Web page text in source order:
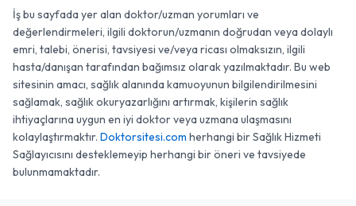
İş bu sayfada yer alan doktor/uzman yorumları ve
değerlendirmeleri, ilgili doktorun/uzmanın doğrudan veya dolaylı
emri, talebi, önerisi, tavsiyesi ve/veya ricası olmaksızın, ilgili
hasta/danışan tarafından bağımsız olarak yazılmaktadır. Bu web
sitesinin amacı, sağlık alanında kamuoyunun bilgilendirilmesini
sağlamak, sağlık okuryazarlığını artırmak, kişilerin sağlık
ihtiyaçlarına uygun en iyi doktor veya uzmana ulaşmasını
kolaylaştırmaktır. Doktorsitesi.com herhangi bir Sağlık Hizmeti
Sağlayıcısını desteklemeyip herhangi bir öneri ve tavsiyede
bulunmamaktadır.